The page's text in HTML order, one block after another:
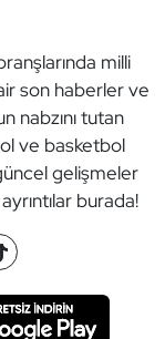
milli
son haberler ve
nabzını tutan
ve basketbol
gelişmeler
burada!